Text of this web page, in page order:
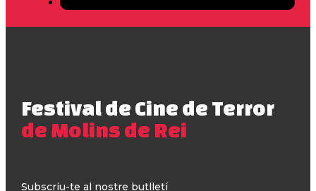
Festival de Cine de Terror
de Molins de Rei
Subscriu-te al nostre butlletí